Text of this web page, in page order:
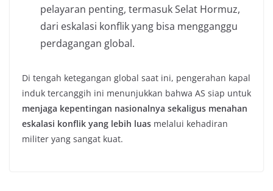
pelayaran penting, termasuk Selat Hormuz,
dari eskalasi konflik yang bisa mengganggu
perdagangan global.
Di tengah ketegangan global saat ini, pengerahan kapal
induk tercanggih ini menunjukkan bahwa AS siap untuk
menjaga kepentingan nasionalnya sekaligus menahan
eskalasi konflik yang lebih luas melalui kehadiran
militer yang sangat kuat.